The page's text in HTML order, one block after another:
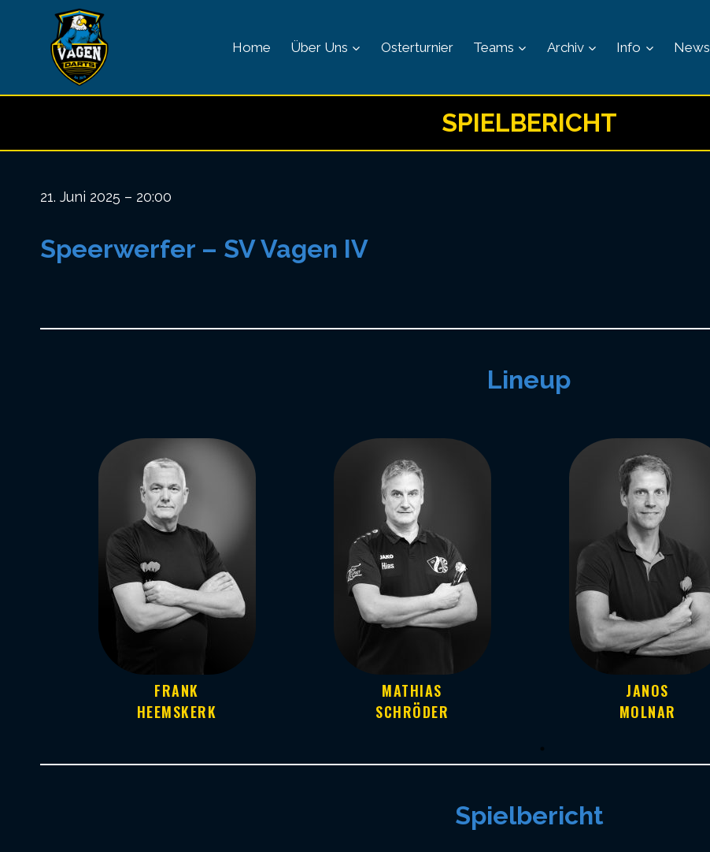
springen
Home Über Uns Osterturnier Teams Archiv Info News
SPIELBERICHT
21. Juni 2025 – 20:00
Speerwerfer – SV Vagen IV
Lineup
FRANK
HEEMSKERK
MATHIAS
SCHRÖDER
JANOS
MOLNAR
Spielbericht